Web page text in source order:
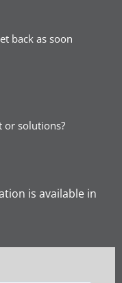
back as soon
or solutions?
is available in